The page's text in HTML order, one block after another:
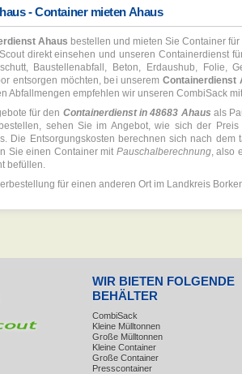
- Container mieten Ahaus
Ahaus bestellen und mieten Sie Container
direkt einsehen und unseren Containerdienst
Baustellenabfall, Beton, Erdaushub, Folie,
entsorgen möchten, bei unserem Containerdienst
Abfallmengen empfehlen wir unseren CombiSack
für den Containerdienst in 48683 Ahaus als
sehen Sie im Angebot, wie sich der Preis
Die Entsorgungskosten berechnen sich nach
Sie einen Container mit Pauschalberechnung, also
befüllen.
für einen anderen Ort im Landkreis
WIR BIETEN FOLGENDE
BEHÄLTER
CombiSack
Kleine Mülltonnen
Große Mülltonnen
Kleine Container
Große Container
Presscontainer